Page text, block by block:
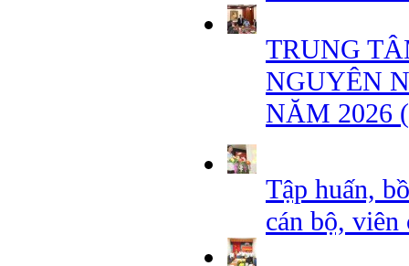
TRUNG
NGUYÊN
NĂM 2026
Tập huấn,
cán bộ,